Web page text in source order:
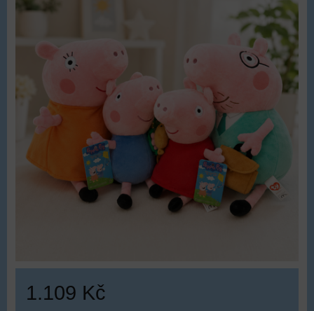
1.109 Kč